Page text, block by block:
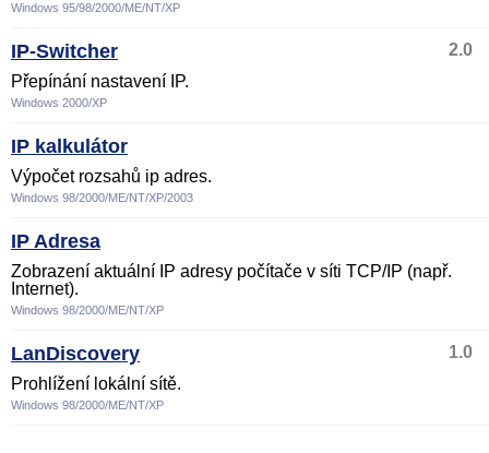
Windows 95/98/2000/ME/NT/XP
IP-Switcher
2.0
Přepínání nastavení IP.
Windows 2000/XP
IP kalkulátor
Výpočet rozsahů ip adres.
Windows 98/2000/ME/NT/XP/2003
IP Adresa
Zobrazení aktuální IP adresy počítače v síti TCP/IP (např.
Internet).
Windows 98/2000/ME/NT/XP
LanDiscovery
1.0
Prohlížení lokální sítě.
Windows 98/2000/ME/NT/XP